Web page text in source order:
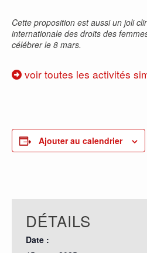
Cette proposition est aussi un joli
internationale des droits des
célébrer le 8 mars.
voir toutes les activités
Ajouter au calendrier
DÉTAILS
Date :